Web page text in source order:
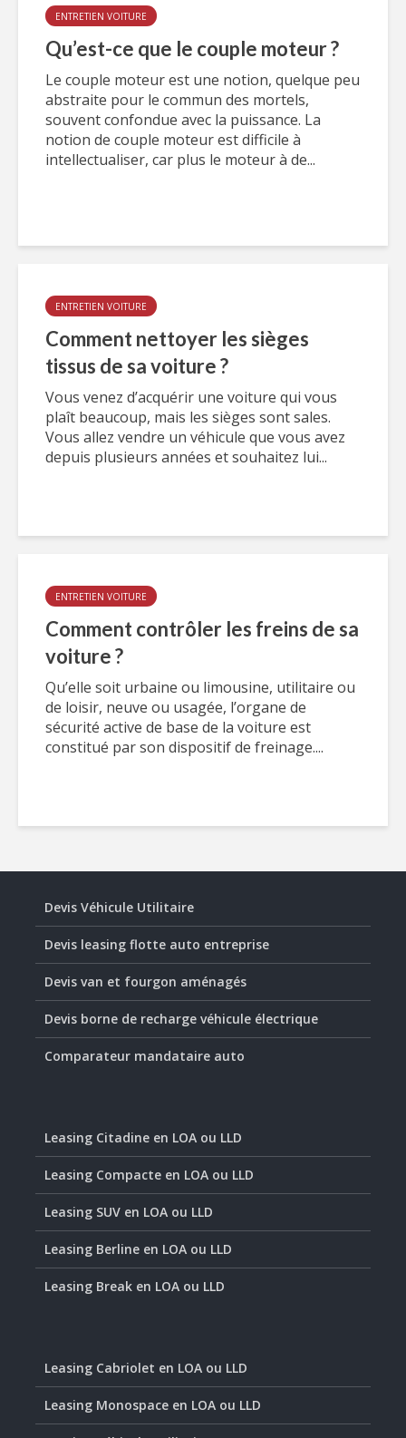
ENTRETIEN VOITURE
Qu’est-ce que le couple moteur ?
Le couple moteur est une notion, quelque peu
abstraite pour le commun des mortels,
souvent confondue avec la puissance. La
notion de couple moteur est difficile à
intellectualiser, car plus le moteur à de...
ENTRETIEN VOITURE
Comment nettoyer les sièges
tissus de sa voiture ?
Vous venez d’acquérir une voiture qui vous
plaît beaucoup, mais les sièges sont sales.
Vous allez vendre un véhicule que vous avez
depuis plusieurs années et souhaitez lui...
ENTRETIEN VOITURE
Comment contrôler les freins de sa
voiture ?
Qu’elle soit urbaine ou limousine, utilitaire ou
de loisir, neuve ou usagée, l’organe de
sécurité active de base de la voiture est
constitué par son dispositif de freinage....
Devis Véhicule Utilitaire
Devis leasing flotte auto entreprise
Devis van et fourgon aménagés
Devis borne de recharge véhicule électrique
Comparateur mandataire auto
Leasing Citadine en LOA ou LLD
Leasing Compacte en LOA ou LLD
Leasing SUV en LOA ou LLD
Leasing Berline en LOA ou LLD
Leasing Break en LOA ou LLD
Leasing Cabriolet en LOA ou LLD
Leasing Monospace en LOA ou LLD